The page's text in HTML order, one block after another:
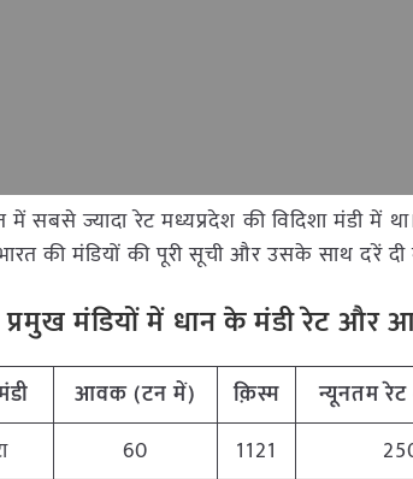
में सबसे ज्यादा रेट मध्यप्रदेश की विदिशा
की मंडियों की पूरी सूची और उसके साथ दरें दी
मंडियों में धान के मंडी रेट और
आवक (टन में) क़िस्म न्यूनतम
60 1121